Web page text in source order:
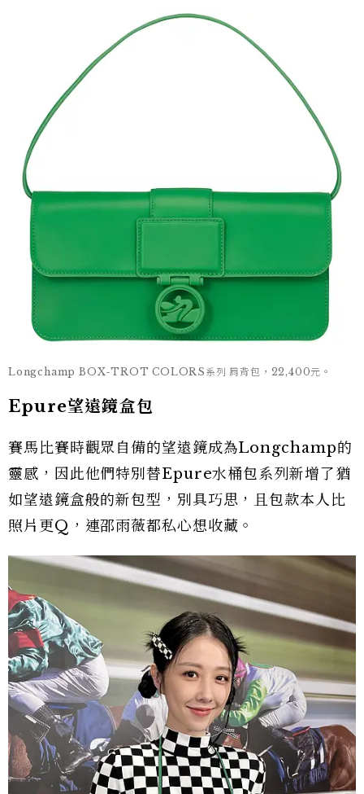
Longchamp BOX-TROT COLORS系列 肩背包，22,400元。
Epure望遠鏡盒包
賽馬比賽時觀眾自備的望遠鏡成為Longchamp的
靈感，因此他們特別替Epure水桶包系列新增了猶
如望遠鏡盒般的新包型，別具巧思，且包款本人比
照片更Q，連邵雨薇都私心想收藏。